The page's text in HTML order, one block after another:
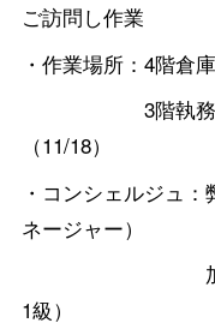
ご訪問し作業
・作業場所：4階倉
3階執務フロ
（11/18）
・コンシェルジュ
ネージャー）
加藤さん（
1級）